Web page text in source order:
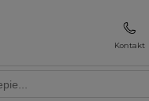
Kontakt